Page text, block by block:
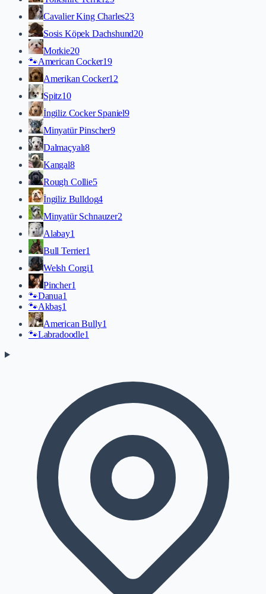
Cavalier King Charles23
Sosis Köpek Dachshund20
Morkie20
🐾American Cocker19
Amerikan Cocker12
Spitz10
İngiliz Cocker Spaniel9
Minyatür Pinscher9
Dalmaçyalı8
Kangal8
Rough Collie5
İngiliz Bulldog4
Minyatür Schnauzer2
Alabay1
Bull Terrier1
Welsh Corgi1
Pincher1
🐾Danua1
🐾Akbaş1
American Bully1
🐾Labradoodle1